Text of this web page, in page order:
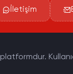
İletişim